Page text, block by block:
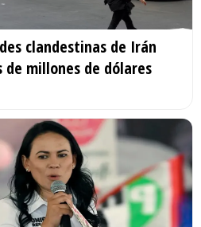
clandestinas de Irán
millones de dólares